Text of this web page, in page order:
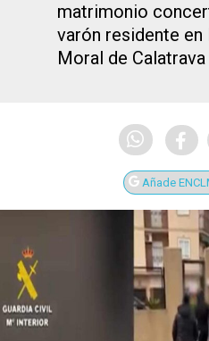
matrimonio
varón residente en
Moral de
Añade